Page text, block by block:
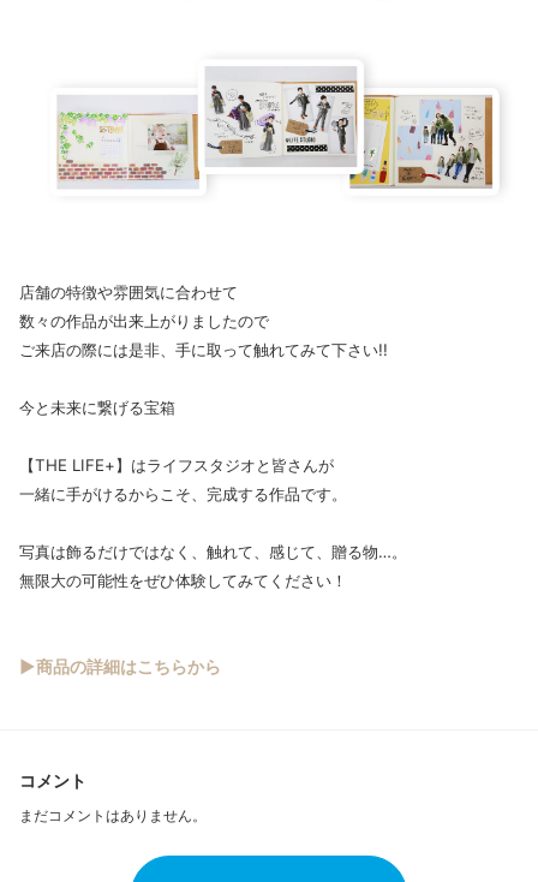
店舗の特徴や雰囲気に合わせて
数々の作品が出来上がりましたので
ご来店の際には是非、手に取って触れてみて下さい!!
今と未来に繋げる宝箱
【THE LIFE+】はライフスタジオと皆さんが
一緒に手がけるからこそ、完成する作品です。
写真は飾るだけではなく、触れて、感じて、贈る物…。
無限大の可能性をぜひ体験してみてください ！
▶商品の詳細はこちらから
コメント
まだコメントはありません。